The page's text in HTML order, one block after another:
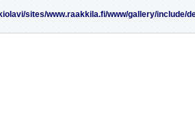
sites/www.raakkila.fi/www/gallery/include/